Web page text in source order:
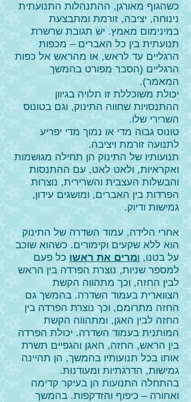
כשהגוף מאורגן, ההתנהלות התנועתית
נינוחה, יציבה, זורמת ומתבצעת
במינימום מאמץ. יש תגובת שרשרת
תנועתית בין כל האברים – מכפות
הרגליים עד לראש, או מהראש אל כפות
הרגליים (הסבר מפורט בהמשך
המאמר).
יכולת משוכללת זו תלויה בגיוון
ההתנסויות שחווה התינוק, וגם בטונוס
השרירי שלו.
טונוס גבוה מדי או נמוך מדי יפריע
לתנועה זורמת ויציבה.
תנועותיו של התינוק הן תחילה מגושמות
ואקראיות, ולאט לאט, עם ההתנסות
והבשלות העצבית והשרירית, נוצרות
הפרדות בין האברים, ומושגים עידון,
גמישות ודיוק.
אחרי הלידה, עמוד השדרה של התינוק
הוא ללא שקעים וקימורים. כשהוא שוכב
על בטנו, ומרים את ראשו כל פעם
למספר שניות, נוצרת הפרדה בין הראש
לבין החזה, וכך מתהווה הקשת
הצווארית בעמוד השדרה. בהמשך גם
החזה מתרומם, וכך נוצרת הפרדה בין
החזה לבין האגן, ומתהווה הקשת
המותנית בעמוד השדרה. יכולת הפרדה
בין הראש, החזה, האגן והגפיים תשרת
אותו בכל תנועותיו בהמשך, הן תהיינה
גמישות, הדרגתיות ומעודנות.
בהתחלה התנועות הן בעיקר קדימה
ואחורה – כיפוף והזדקפות. בהמשך